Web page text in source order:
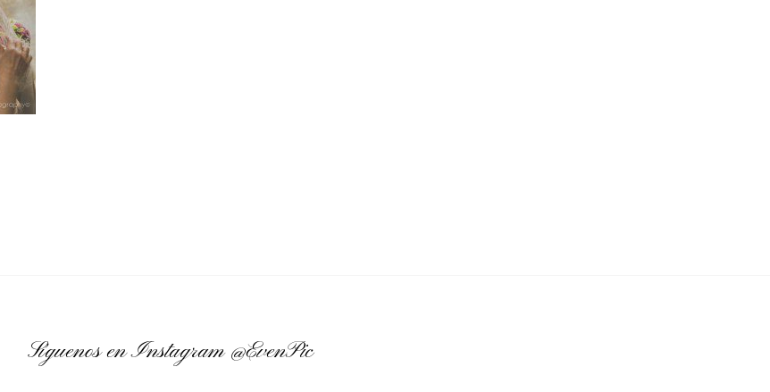
Síguenos en Instagram@EvenPic